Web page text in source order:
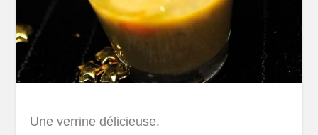
Une verrine délicieuse.